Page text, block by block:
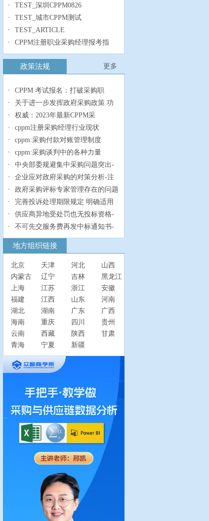
TEST_深圳CPPM0826
TEST_城市CPPM测试
TEST_ARTICLE
CPPM注册职业采购经理报考指
更多
政策法规
CPPM 考试报名：打破采购职
关于进一步发挥政府采购政策 功
权威：2023年最新CPPM采
cppm注册采购经理行业现状
cppm:采购付款对账管理制度
cppm:采购谈判中的各种力量
中央部委规避集中采购问题突出-
企业应对政府采购的对策分析-注
政府采购评标专家管理存在的问题
完善投诉处理期限规定 明确适用
供应商异地受处罚也无投标资格-
不可先交服务费再发中标通知书-
地方组织链接
北京 天津 河北
山西
内蒙古
辽宁 吉林
黑龙江
上海
江苏 浙江
安徽
福建
江西 山东
河南
湖北
湖南 广东
广西
海南
重庆 四川
贵州
云南
西藏 陕西
甘肃
青海
宁夏 新疆